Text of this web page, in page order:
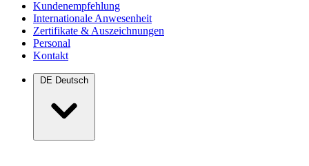
Kundenempfehlung
Internationale Anwesenheit
Zertifikate & Auszeichnungen
Personal
Kontakt
DE Deutsch